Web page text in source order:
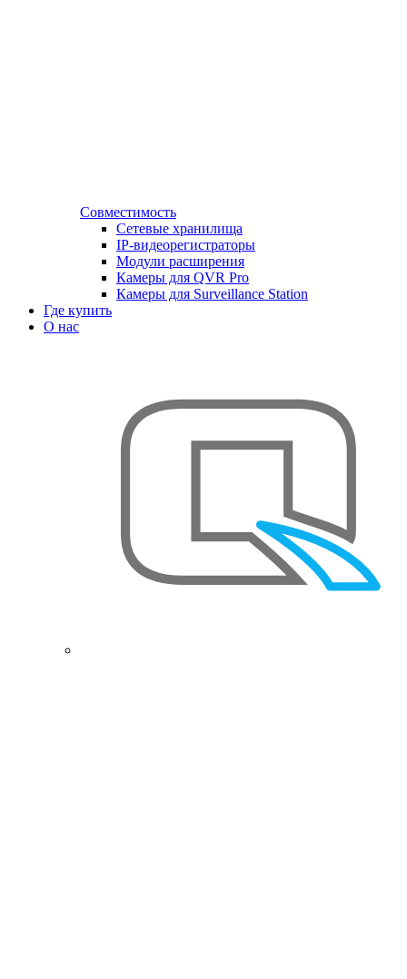
Совместимость
Сетевые хранилища
IP-видеорегистраторы
Модули расширения
Камеры для QVR Pro
Камеры для Surveillance Station
Где купить
О нас